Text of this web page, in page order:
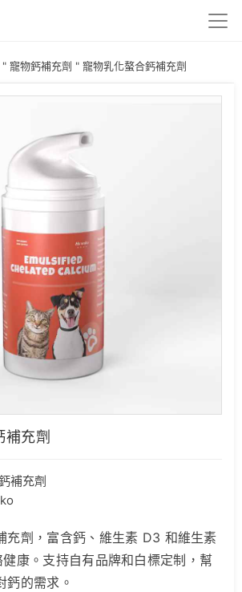
" 寵物鈣補充劑 " 寵物乳化螯合鈣補充劑
補充劑
補充劑
充劑，富含鈣、維生素 D3 和維生素
康。支持自有品牌和白標定制，幫
鈣的需求。